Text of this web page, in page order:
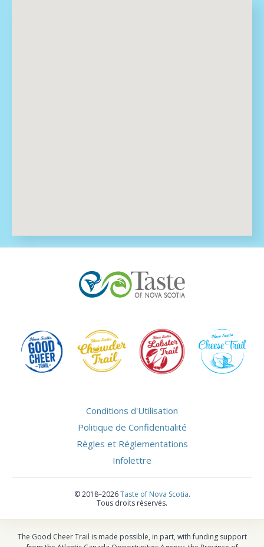
Conditions d'Utilisation
Politique de Confidentialité
Règles et Réglementations
Infolettre
©2018–2026 Taste of Nova Scotia.
Tous droits réservés.
The Good Cheer Trail is made possible, in part, with funding support